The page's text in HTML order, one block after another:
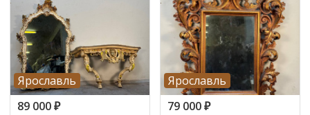
Ярославль
89 000₽
Ярославль
79 000₽